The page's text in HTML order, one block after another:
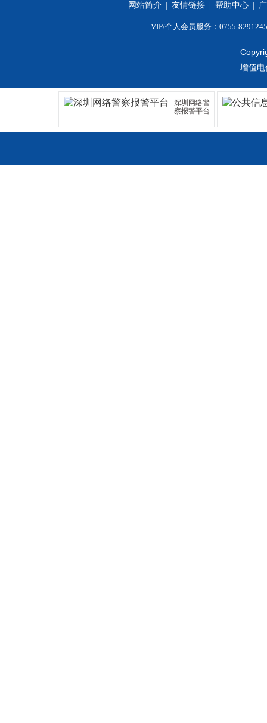
网站简介 | 友情链接 | 帮助中心 |
VIP/个人会员服务：0755-
增值
深圳网络警
察报警平台